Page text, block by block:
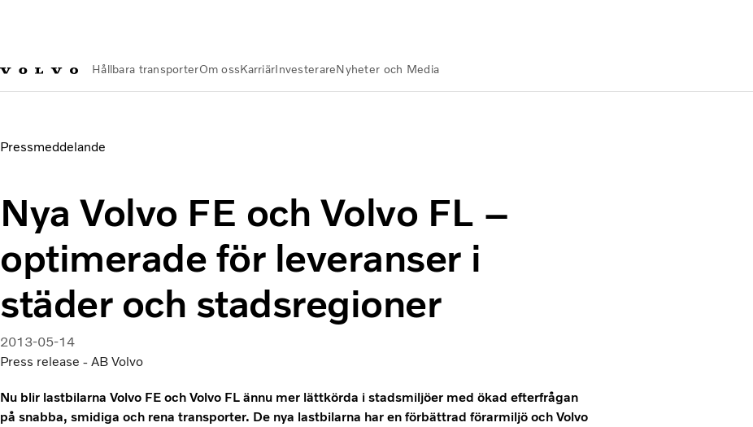
Hållbara transporterOm ossKarriärInvesterareNyheter och Media
Pressmeddelande
Nya Volvo FE och Volvo FL –
optimerade för leveranser i
städer och stadsregioner
2013-05-14
Press release - AB Volvo
Nu blir lastbilarna Volvo FE och Volvo FL ännu mer lättkörda i stadsmiljöer med ökad efterfrågan
på snabba, smidiga och rena transporter. De nya lastbilarna har en förbättrad förarmiljö och Volvo